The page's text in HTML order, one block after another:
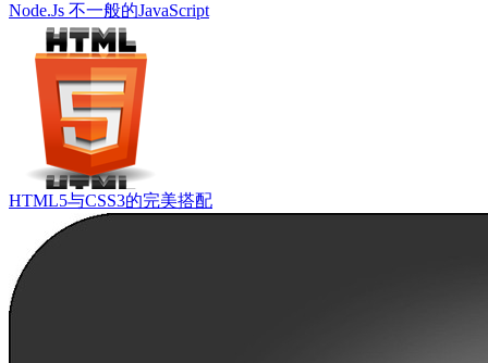
Node.Js 不一般的JavaScript
HTML5与CSS3的完美搭配